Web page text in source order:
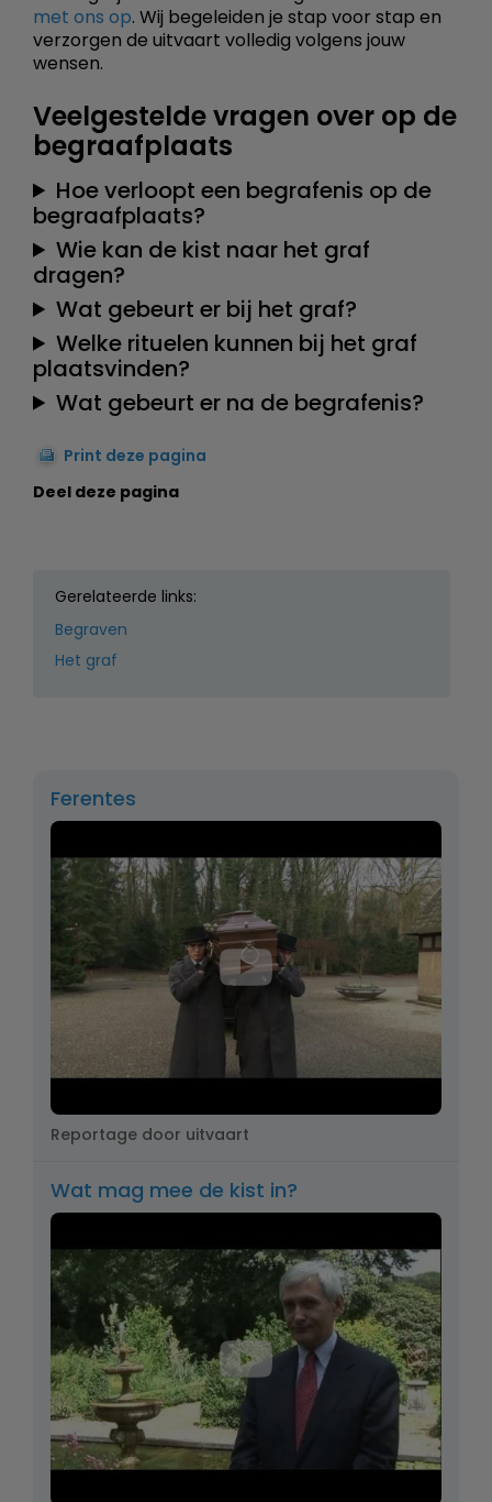
met ons op. Wij begeleiden je stap voor stap en
verzorgen de uitvaart volledig volgens jouw
wensen.
Veelgestelde vragen over op de
begraafplaats
Hoe verloopt een begrafenis op de
begraafplaats?
Wie kan de kist naar het graf
dragen?
Wat gebeurt er bij het graf?
Welke rituelen kunnen bij het graf
plaatsvinden?
Wat gebeurt er na de begrafenis?
Print deze pagina
Deel deze pagina
Gerelateerde links:
Begraven
Het graf
Ferentes
Reportage door uitvaart
Wat mag mee de kist in?